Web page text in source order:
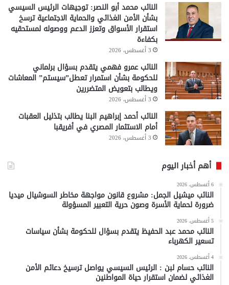
النائب محمد أبو النصر: توجيهات الرئيس السيسي
بشأن الأمن الغذائي والحماية الاجتماعية ترسخ
استقرار الأسواق وتعزز الدعم ووصوله لمستحقيه
بكفاءة
3 أغسطس، 2026
النائب عمرو فهمي يتقدم بسؤال برلماني
للحكومة بشأن استمرار تعطل”سيستم” المعاشات
ويطالب بتعويض المتضررين
3 أغسطس، 2026
النائب أحمد إبراهيم البنا يطالب بتذليل العقبات
أمام الاستثمار المصري في أفريقبا
3 أغسطس، 2026
أهم أخبار اليوم
6 أغسطس، 2026
النائب ميشيل الجمل: مشروع قانون مواجهة مخاطر السوشيال ميديا
ضرورة لحماية الأسرة وصون حرية التعبير المسؤولة
5 أغسطس، 2026
النائب محمد عبد الحفيظ يتقدم بسؤال للحكومة بشأن سياسات
تسعير الكهرباء
4 أغسطس، 2026
النائب حسام لبن : الرئيس السيسي يواصل ترسيخ دعائم الأمن
الغذائي لضمان استقرار حياة المواطنين